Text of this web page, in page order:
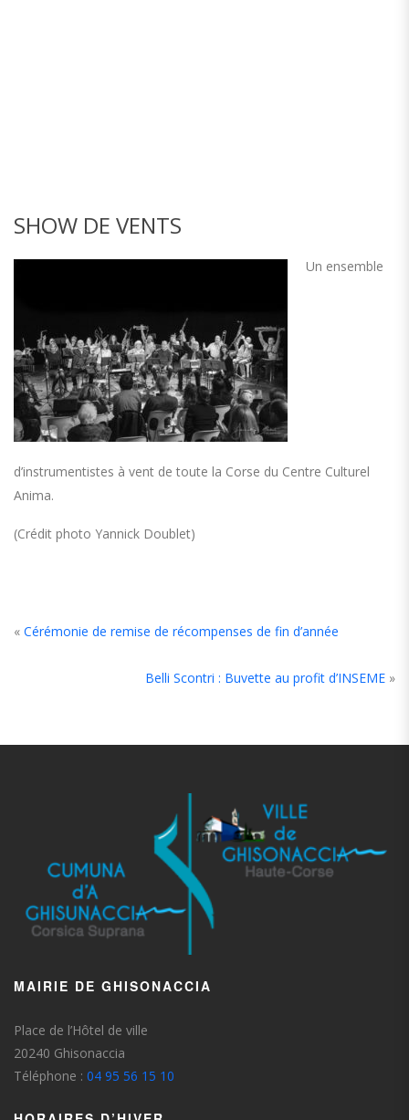
SHOW DE VENTS
Un ensemble
d’instrumentistes à vent de toute la Corse du Centre Culturel
Anima.
(Crédit photo Yannick Doublet)
« Cérémonie de remise de récompenses de fin d’année
Belli Scontri : Buvette au profit d’INSEME »
MAIRIE DE GHISONACCIA
Place de l’Hôtel de ville
20240 Ghisonaccia
Téléphone : 04 95 56 15 10